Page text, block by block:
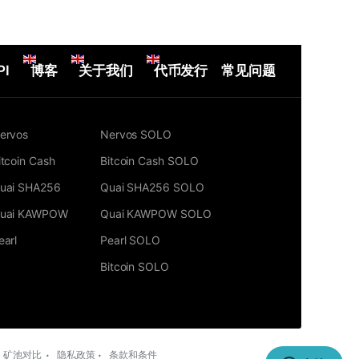
博客 关于我们 代币发行 常见问题
Cash
SHA256
KAWPOW
Nervos SOLO
Bitcoin Cash SOLO
Quai SHA256 SOLO
Quai KAWPOW SOLO
Pearl SOLO
Bitcoin SOLO
矿池对比 隐私政策 条款和条件